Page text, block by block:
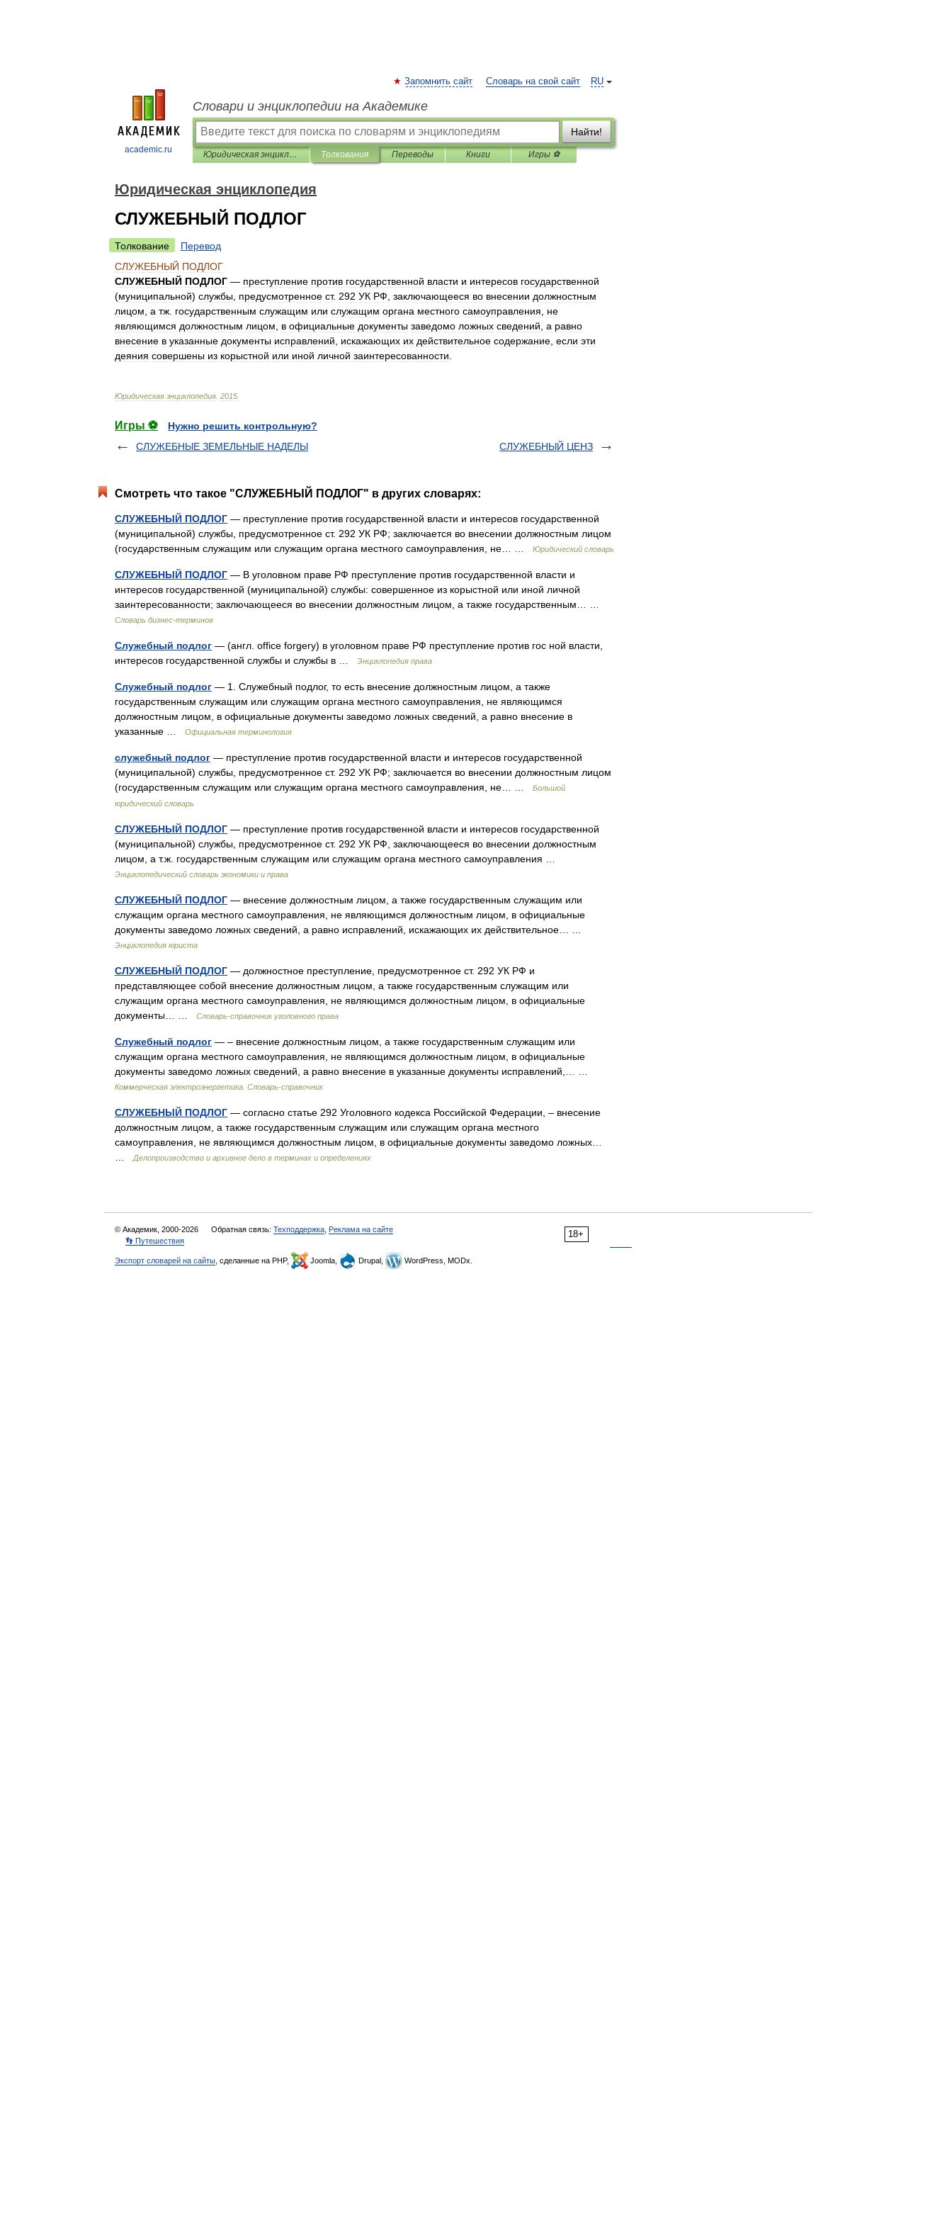
academic.ru
RU
Запомнить сайт Словарь на свой сайт
Словари и энциклопедии на Академике
Найти!
Юридическая энциклопедия Толкования Переводы Книги Игры ⚽
Юридическая энциклопедия
СЛУЖЕБНЫЙ ПОДЛОГ
Толкование
Перевод
СЛУЖЕБНЫЙ ПОДЛОГ
СЛУЖЕБНЫЙ ПОДЛОГ — преступление против государственной власти и интересов государственной
(муниципальной) службы предусмотренное ст. 292 УК РФ заключающееся во внесении должностным
лицом а тж государственным служащим или служащим органа местного самоуправления
не
являющимся должностным лицом в официальные документы заведомо ложных сведений а равно
внесение в указанные документы исправлений искажающих их действительное содержание если эти
деяния совершены из корыстной или иной личной заинтересованности
Юридическая энциклопедия 2015
Игры ⚽
Нужно решить контрольную?
СЛУЖЕБНЫЕ ЗЕМЕЛЬНЫЕ НАДЕЛЫ
СЛУЖЕБНЫЙ ЦЕНЗ
Смотреть что такое "СЛУЖЕБНЫЙ ПОДЛОГ" в других словарях:
СЛУЖЕБНЫЙ ПОДЛОГ — преступление против государственной власти и интересов государственной
(муниципальной) службы, предусмотренное ст. 292 УК РФ; заключается во внесении должностным лицом
(государственным служащим или служащим органа местного самоуправления, не… …
Юридический словарь
СЛУЖЕБНЫЙ ПОДЛОГ — В уголовном праве РФ преступление против государственной власти и
интересов государственной (муниципальной) службы: совершенное из корыстной или иной личной
заинтересованности; заключающееся во внесении должностным лицом, а также государственным… …
Словарь бизнес-терминов
Служебный подлог — (англ. office forgery) в уголовном праве РФ преступление против гос ной власти,
интересов государственной службы и службы в …
Энциклопедия права
Служебный подлог — 1. Служебный подлог, то есть внесение должностным лицом, а также
государственным служащим или служащим органа местного самоуправления, не являющимся
должностным лицом, в официальные документы заведомо ложных сведений, а равно внесение в
указанные …
Официальная терминология
служебный подлог — преступление против государственной власти и интересов государственной
(муниципальной) службы, предусмотренное ст. 292 УК РФ; заключается во внесении должностным лицом
(государственным служащим или служащим органа местного самоуправления, не… …
Большой
юридический словарь
СЛУЖЕБНЫЙ ПОДЛОГ — преступление против государственной власти и интересов государственной
(муниципальной) службы, предусмотренное ст. 292 УК РФ, заключающееся во внесении должностным
лицом, а т.ж. государственным служащим или служащим органа местного самоуправления …
Энциклопедический словарь экономики и права
СЛУЖЕБНЫЙ ПОДЛОГ — внесение должностным лицом, а также государственным служащим или
служащим органа местного самоуправления, не являющимся должностным лицом, в официальные
документы заведомо ложных сведений, а равно исправлений, искажающих их действительное… …
Энциклопедия юриста
СЛУЖЕБНЫЙ ПОДЛОГ — должностное преступление, предусмотренное ст. 292 УК РФ и
представляющее собой внесение должностным лицом, а также государственным служащим или
служащим органа местного самоуправления, не являющимся должностным лицом, в официальные
документы… …
Словарь-справочник уголовного права
Служебный подлог — – внесение должностным лицом, а также государственным служащим или
служащим органа местного самоуправления, не являющимся должностным лицом, в официальные
документы заведомо ложных сведений, а равно внесение в указанные документы исправлений,… …
Коммерческая электроэнергетика. Словарь-справочник
СЛУЖЕБНЫЙ ПОДЛОГ — согласно статье 292 Уголовного кодекса Российской Федерации, – внесение
должностным лицом, а также государственным служащим или служащим органа местного
самоуправления, не являющимся должностным лицом, в официальные документы заведомо ложных…
Делопроизводство и архивное дело в терминах и определениях
18+
© Академик, 2000-2026 Обратная связь: Техподдержка Реклама на сайте
👣 Путешествия
Экспорт словарей на сайты , сделанные на PHP, Joomla, Drupal, WordPress, MODx.